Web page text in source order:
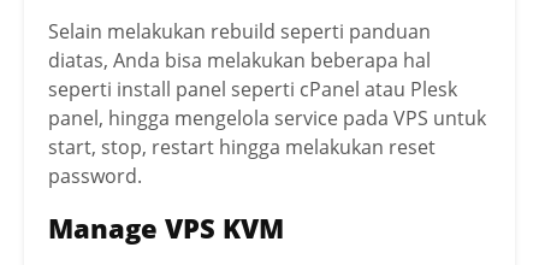
Selain melakukan rebuild seperti panduan
diatas, Anda bisa melakukan beberapa hal
seperti install panel seperti cPanel atau Plesk
panel, hingga mengelola service pada VPS untuk
start, stop, restart hingga melakukan reset
password.
Manage VPS KVM